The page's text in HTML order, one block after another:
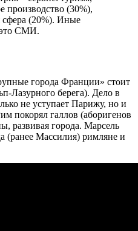
производство (30%),
сфера (20%). Иные
это СМИ.
города Франции» стоит
Лазурного берега). Дело в
не уступает Парижу, но и
покорял галлов (аборигенов
развивая города. Марсель
(ранее Массилия) римляне и